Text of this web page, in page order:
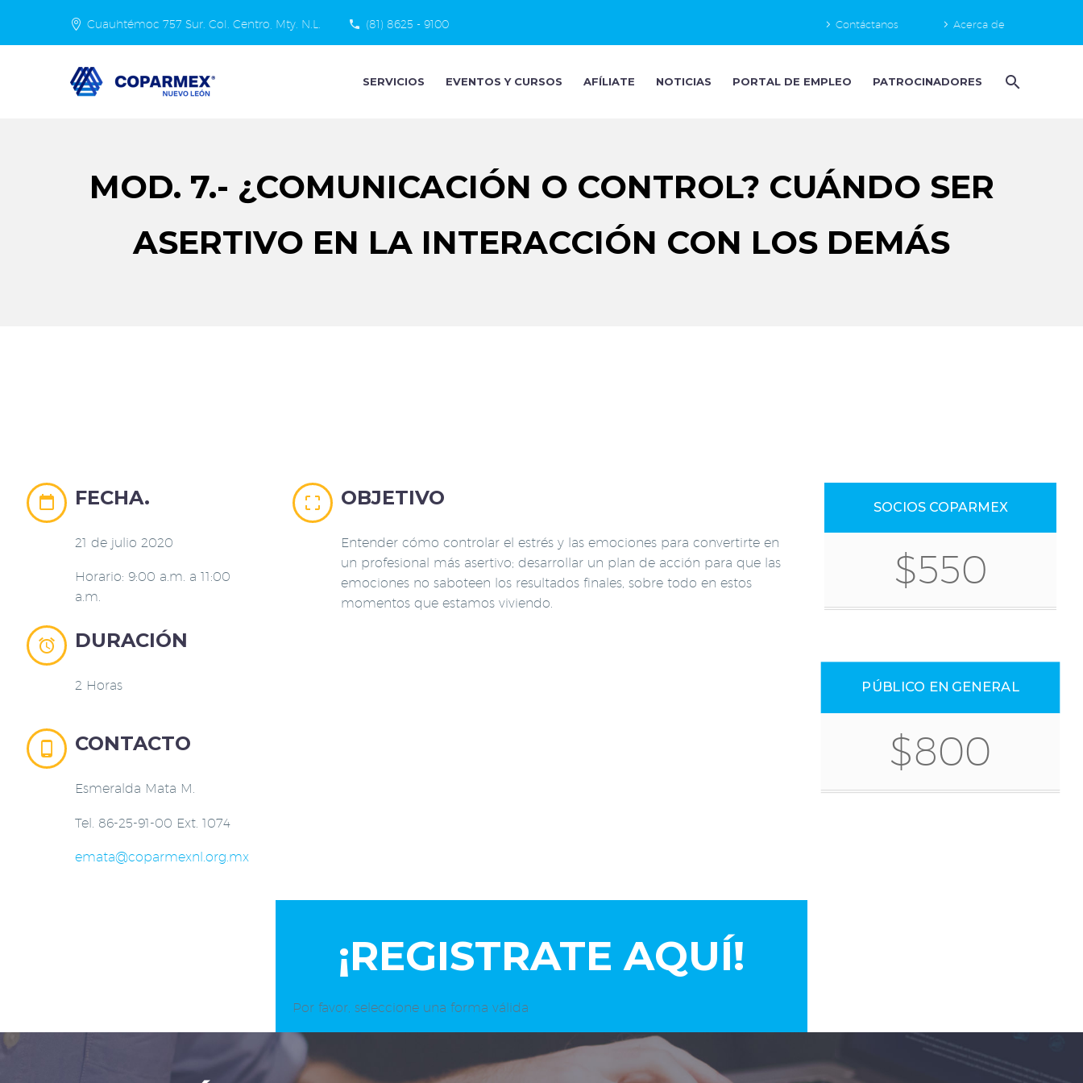
Cuauhtémoc 757 Sur. Col. Centro, Mty. N.L. (81) 8625 - 9100 Contáctanos Acerca de
SERVICIOS EVENTOS Y CURSOS AFÍLIATE NOTICIAS PORTAL DE EMPLEO PATROCINADORES
MOD. 7.- ¿COMUNICACIÓN O CONTROL? CUÁNDO SER
ASERTIVO EN LA INTERACCIÓN CON LOS DEMÁS

 FECHA.
21 de julio 2020
Horario: 9:00 a.m. a 11:00
a.m.

 DURACIÓN
2 Horas

 CONTACTO
Esmeralda Mata M.
Tel. 86-25-91-00 Ext. 1074
emata@coparmexnl.org.mx

 OBJETIVO
Entender cómo controlar el estrés y las emociones para convertirte en
un profesional más asertivo; desarrollar un plan de acción para que las
emociones no saboteen los resultados finales, sobre todo en estos
momentos que estamos viviendo.
SOCIOS COPARMEX
$550
PÚBLICO EN GENERAL
$800
¡REGISTRATE AQUÍ!
Por favor, seleccione una forma válida